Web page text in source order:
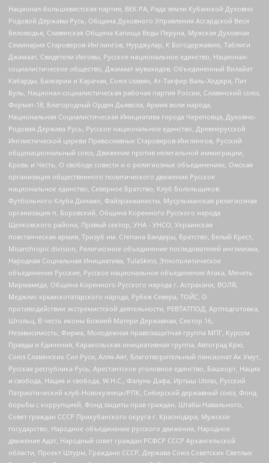
Национал-большевистская партия, ВЕК РА, Рада земли Кубанской Духовно
Родовой Державы Русь, Община Духовного Управления Асгардской Веси
Беловодья, Славянская Община Капища Веды Перуна, Мужская Духовная
Семинария Староверов-Инглингов, Нурджулар, К Богодержавию, Таблиги
Джамаат, Свидетели Иеговы, Русское национальное единство, Национал-
социалистическое общество, Джамаат мувахидов, Объединенный Вилайат
Кабарды, Балкарии и Карачая, Союз славян, Ат-Такфир Валь-Хиджра, Пит
Буль, Национал-социалистическая рабочая партия России, Славянский союз,
Формат-18, Благородный Орден Дьявола, Армия воли народа,
Национальная Социалистическая Инициатива города Череповца, Духовно-
Родовая Держава Русь, Русское национальное единство, Древнерусской
Инглистической церкви Православных Староверов-Инглингов, Русский
общенациональный союз, Движение против нелегальной иммиграции,
Кровь и Честь, О свободе совести и о религиозных объединениях, Омская
организация общественного политического движения Русское
национальное единство, Северное Братство, Клуб Болельщиков
Футбольного Клуба Динамо, Файзрахманисты, Мусульманская религиозная
организация п. Боровский, Община Коренного Русского народа
Щелковского района, Правый сектор, УНА - УНСО, Украинская
повстанческая армия, Тризуб им. Степана Бандеры, Братство, Белый Крест,
Misanthropic division, Религиозное объединение последователей инглиизма,
Народная Социальная Инициатива, TulaSkins, Этнополитическое
объединение Русские, Русское национальное объединение Атака, Мечеть
Мирмамеда, Община Коренного Русского народа г. Астрахани, ВОЛЯ,
Меджлис крымскотатарского народа, Рубеж Севера, ТОЙС, О
противодействии экстремистской деятельности, РЕВТАТПОД, Артподготовка,
Штольц, В честь иконы Божией Матери Державная, Сектор 16,
Независимость, Фирма, Молодежная правозащитная группа МПГ, Курсом
Правды и Единения, Каракольская инициативная группа, Автоград Крю,
Союз Славянских Сил Руси, Алля-Аят, Благотворительный пансионат Ак Умут,
Русская республика Русь, Арестантское уголовное единство, Башкорт, Нация
и свобода, Нация и свобода, W.H.С., Фалунь Дафа, Иртыш Ultras, Русский
Патриотический клуб-Новокузнецк/РПК, Сибирский державный союз, Фонд
борьбы с коррупцией, Фонд защиты прав граждан, Штабы Навального,
Совет граждан СССР Прикубанского округа г. Краснодара, Мужское
государство, Народное объединение русского движения, Народное
движение Адат, Народный совет граждан РСФСР СССР Архангельской
области, Проект Штурм, Граждане СССР, Держава Союз Советских Светлых